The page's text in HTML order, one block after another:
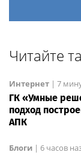
Читайте
Интернет | 7
ГК «Умные
подход
АПК
Блоги | 6 часов